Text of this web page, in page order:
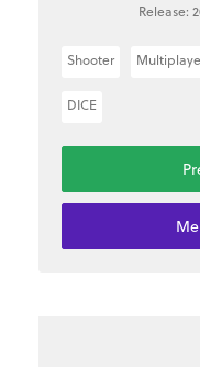
Release:
Shooter
DICE